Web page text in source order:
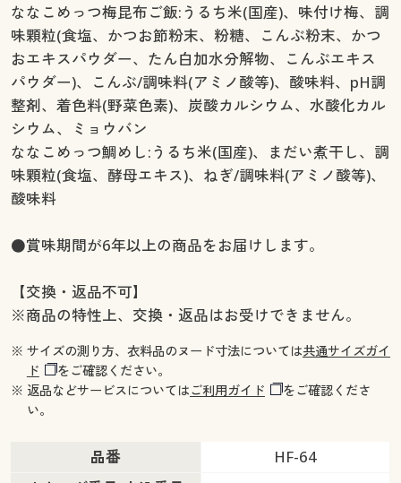
ななこめっつ梅昆布ご飯:うるち米(国産)、味付け梅、調
味顆粒(食塩、かつお節粉末、粉糖、こんぶ粉末、かつ
おエキスパウダー、たん白加水分解物、こんぶエキス
パウダー)、こんぶ/調味料(アミノ酸等)、酸味料、pH調
整剤、着色料(野菜色素)、炭酸カルシウム、水酸化カル
シウム、ミョウバン
ななこめっつ鯛めし:うるち米(国産)、まだい煮干し、調
味顆粒(食塩、酵母エキス)、ねぎ/調味料(アミノ酸等)、
酸味料
●賞味期間が6年以上の商品をお届けします。
【交換・返品不可】
※商品の特性上、交換・返品はお受けできません。
※ サイズの測り方、衣料品のヌード寸法については共通サイズガイ
ド
をご確認ください。
※ 返品などサービスについてはご利用ガイド
をご確認くださ
い。
品番
HF-64